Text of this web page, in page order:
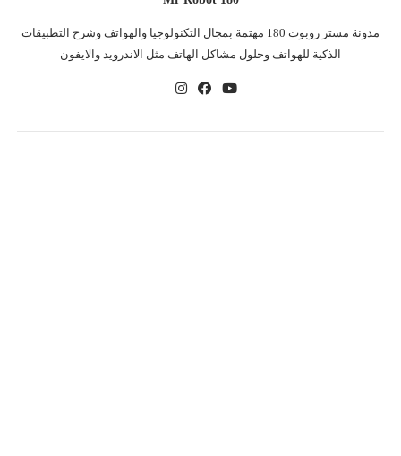
مدونة مستر روبوت 180 مهتمة بمجال التكنولوجيا والهواتف وشرح التطبيقات
الذكية للهواتف وحلول مشاكل الهاتف مثل الاندرويد والايفون